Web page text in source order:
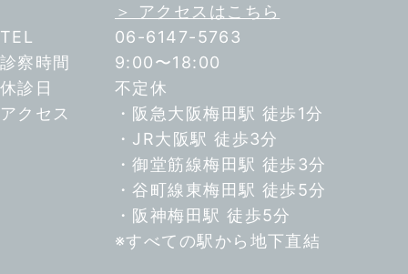
＞ アクセスはこちら
TEL
06-6147-5763
診察時間
9:00〜18:00
休診日
不定休
アクセス
・阪急大阪梅田駅 徒歩1分
・JR大阪駅 徒歩3分
・御堂筋線梅田駅 徒歩3分
・谷町線東梅田駅 徒歩5分
・阪神梅田駅 徒歩5分
※すべての駅から地下直結